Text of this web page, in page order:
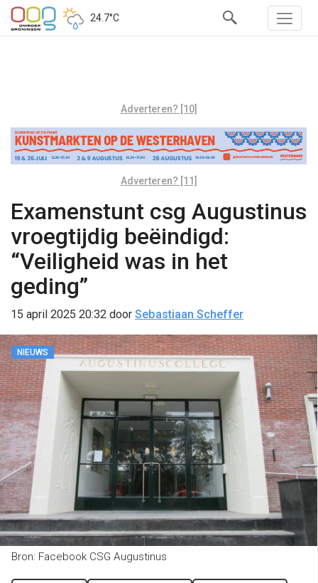
24.7°C
Adverteren? [10]
Adverteren? [11]
Examenstunt csg Augustinus
vroegtijdig beëindigd:
“Veiligheid was in het
geding”
15 april 2025 20:32 door Sebastiaan Scheffer
NIEUWS
Bron: Facebook CSG Augustinus